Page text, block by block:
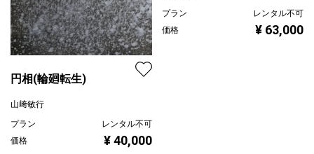
円相(輪廻転生)
山﨑敏行
プラン
レンタル不可
価格
¥ 40,000
プラン
レンタル不可
価格
¥ 63,000